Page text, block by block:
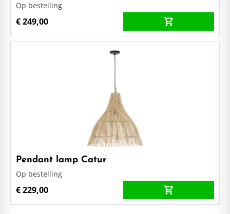
Op bestelling
€ 249,00
Pendant lamp Catur
Op bestelling
€ 229,00